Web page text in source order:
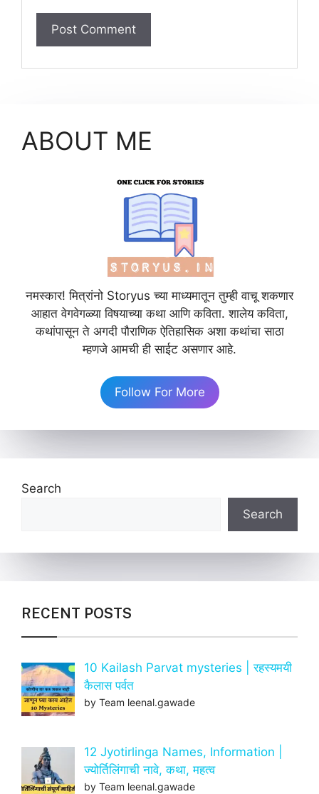
ABOUT ME
नमस्कार! मित्रांनो Storyus च्या माध्यमातून तुम्ही वाचू शकणार
आहात वेगवेगळ्या विषयाच्या कथा आणि कविता. शालेय कविता,
कथांपासून ते अगदी पौराणिक ऐतिहासिक अशा कथांचा साठा
म्हणजे आमची ही साईट असणार आहे.
Follow For More
Search
Search
RECENT POSTS
10 Kailash Parvat mysteries | रहस्यमयी
कैलास पर्वत
by Team leenal.gawade
12 Jyotirlinga Names, Information |
ज्योर्तिलिंगाची नावे, कथा, महत्व
by Team leenal.gawade